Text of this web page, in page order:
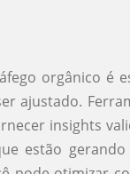
orgânico é
ajustado.
insights
estão